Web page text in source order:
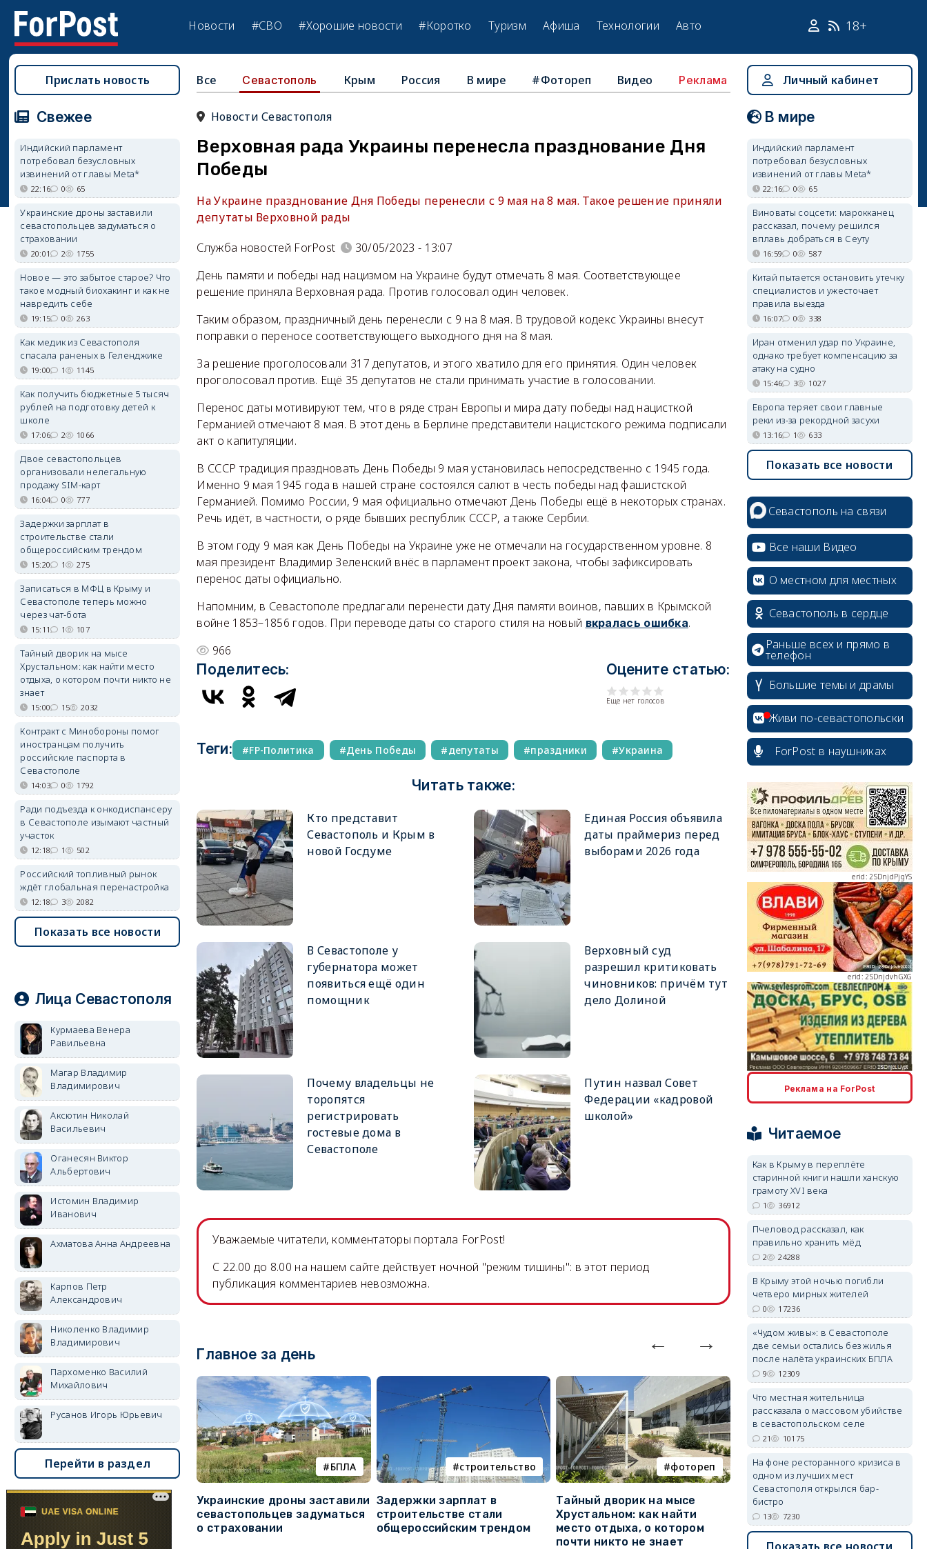
Новости #СВО #Хорошие новости #Коротко Туризм Афиша Технологии Авто 18+
Все Севастополь Крым Россия В мире #Фотореп Видео Реклама
Новости Севастополя
Верховная рада Украины перенесла празднование Дня
Победы
На Украине празднование Дня Победы перенесли с 9 мая на 8 мая. Такое решение приняли
депутаты Верховной рады
Служба новостей ForPost
30/05/2023 - 13:07
День памяти и победы над нацизмом на Украине будут отмечать 8 мая. Соответствующее
решение приняла Верховная рада. Против голосовал один человек.
Таким образом, праздничный день перенесли с 9 на 8 мая. В трудовой кодекс Украины внесут
поправки о переносе соответствующего выходного дня на 8 мая.
За решение проголосовали 317 депутатов, и этого хватило для его принятия. Один человек
проголосовал против. Ещё 35 депутатов не стали принимать участие в голосовании.
Перенос даты мотивируют тем, что в ряде стран Европы и мира дату победы над нацисткой
Германией отмечают 8 мая. В этот день в Берлине представители нацистского режима подписали
акт о капитуляции.
В СССР традиция праздновать День Победы 9 мая установилась непосредственно с 1945 года.
Именно 9 мая 1945 года в нашей стране состоялся салют в честь победы над фашистской
Германией. Помимо России, 9 мая официально отмечают День Победы ещё в некоторых странах.
Речь идёт, в частности, о ряде бывших республик СССР, а также Сербии.
В этом году 9 мая как День Победы на Украине уже не отмечали на государственном уровне. 8
мая президент Владимир Зеленский внёс в парламент проект закона, чтобы зафиксировать
перенос даты официально.
Напомним, в Севастополе предлагали перенести дату Дня памяти воинов, павших в Крымской
войне 1853–1856 годов. При переводе даты со старого стиля на новый вкралась ошибка.
966
Поделитесь: Оцените статью:
Еще нет голосов
Теги: FP-Политика День Победы депутаты праздники Украина
Читать также:
Кто представит
Севастополь и Крым в
новой Госдуме
Единая Россия объявила
даты праймериз перед
выборами 2026 года
В Севастополе у
губернатора может
появиться ещё один
помощник
Верховный суд
разрешил критиковать
чиновников: причём тут
дело Долиной
Почему владельцы не
торопятся
регистрировать
гостевые дома в
Севастополе
Путин назвал Совет
Федерации «кадровой
школой»
Уважаемые читатели, комментаторы портала ForPost!
C 22.00 до 8.00 на нашем сайте действует ночной "режим тишины": в этот период
публикация комментариев невозможна.
Главное за день
БПЛА
Украинские дроны заставили
севастопольцев задуматься
о страховании
строительство
Задержки зарплат в
строительстве стали
общероссийским трендом
фотореп
Тайный дворик на мысе
Хрустальном: как найти
место отдыха, о котором
почти никто не знает
работа
Где в Севастополе можно
заработать 100 тысяч в
месяц
Прислать новость
Свежее
Индийский парламент
потребовал безусловных
извинений от главы Meta*
22:16 0 65
Украинские дроны заставили
севастопольцев задуматься о
страховании
20:01 2 1755
Новое — это забытое старое? Что
такое модный биохакинг и как не
навредить себе
19:15 0 263
Как медик из Севастополя
спасала раненых в Геленджике
19:00 1 1145
Как получить бюджетные 5 тысяч
рублей на подготовку детей к
школе
17:06 2 1066
Двое севастопольцев
организовали нелегальную
продажу SIM-карт
16:04 0 777
Задержки зарплат в
строительстве стали
общероссийским трендом
15:20 1 275
Записаться в МФЦ в Крыму и
Севастополе теперь можно
через чат-бота
15:11 1 107
Тайный дворик на мысе
Хрустальном: как найти место
отдыха, о котором почти никто не
знает
15:00 15 2032
Контракт с Минобороны помог
иностранцам получить
российские паспорта в
Севастополе
14:03 0 1792
Ради подъезда к онкодиспансеру
в Севастополе изымают частный
участок
12:18 1 502
Российский топливный рынок
ждёт глобальная перенастройка
12:18 3 2082
Показать все новости
Лица Севастополя
Курмаева Венера
Равильевна
Магар Владимир
Владимирович
Аксютин Николай
Васильевич
Оганесян Виктор
Альбертович
Истомин Владимир
Иванович
Ахматова Анна Андреевна
Карпов Петр
Александрович
Николенко Владимир
Владимирович
Пархоменко Василий
Михайлович
Русанов Игорь Юрьевич
Перейти в раздел
Личный кабинет
В мире
Индийский парламент
потребовал безусловных
извинений от главы Meta*
22:16 0 65
Виноваты соцсети: марокканец
рассказал, почему решился
вплавь добраться в Сеуту
16:59 0 587
Китай пытается остановить утечку
специалистов и ужесточает
правила выезда
16:07 0 338
Иран отменил удар по Украине,
однако требует компенсацию за
атаку на судно
15:46 3 1027
Европа теряет свои главные
реки из-за рекордной засухи
13:16 1 633
Показать все новости
Севастополь на связи
Все наши Видео
О местном для местных
Севастополь в сердце
Раньше всех и прямо в
телефон
Большие темы и драмы
Живи по-севастопольски
ForPost в наушниках
erid: 2SDnjcrDNw6
erid: 2SDnjdPjgYS
erid: 2SDnjdvhGXG
erid: 2SDnjcLUypt
erid: 2SDnjcrDNw6
erid: 2SDnjdPjgYS
Реклама на ForPost
Читаемое
Как в Крыму в переплёте
старинной книги нашли ханскую
грамоту XVI века
1 36912
Пчеловод рассказал, как
правильно хранить мёд
2 24288
В Крыму этой ночью погибли
четверо мирных жителей
0 17236
«Чудом живы»: в Севастополе
две семьи остались без жилья
после налёта украинских БПЛА
9 12309
Что местная жительница
рассказала о массовом убийстве
в севастопольском селе
21 10175
На фоне ресторанного кризиса в
одном из лучших мест
Севастополя открылся бар-
бистро
13 7230